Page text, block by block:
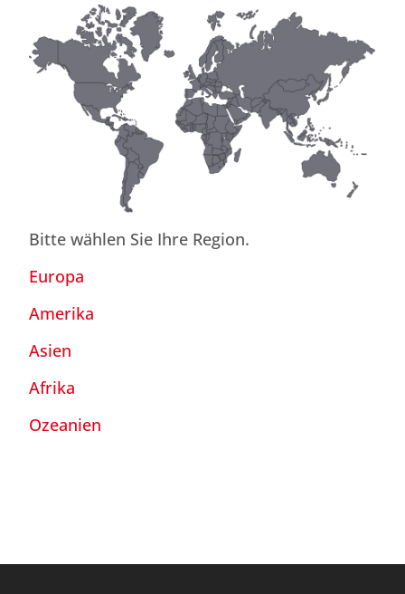
Bitte wählen Sie Ihre Region.
Europa
Amerika
Asien
Afrika
Ozeanien